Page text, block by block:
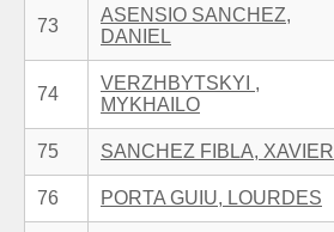
73
ASENSIO SANCHEZ,
DANIEL
74
VERZHBYTSKYI ,
MYKHAILO
75 SANCHEZ FIBLA, XAVIER
76 PORTA GUIU, LOURDES